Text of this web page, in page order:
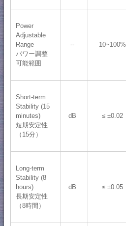
Power
Adjustable
Range
パワー調整
可能範囲
-- 10~100%
Short-term
Stability (15
minutes)
短期安定性
（15分）
dB ≤ ±0.02
Long-term
Stability (8
hours)
長期安定性
（8時間）
dB ≤ ±0.05